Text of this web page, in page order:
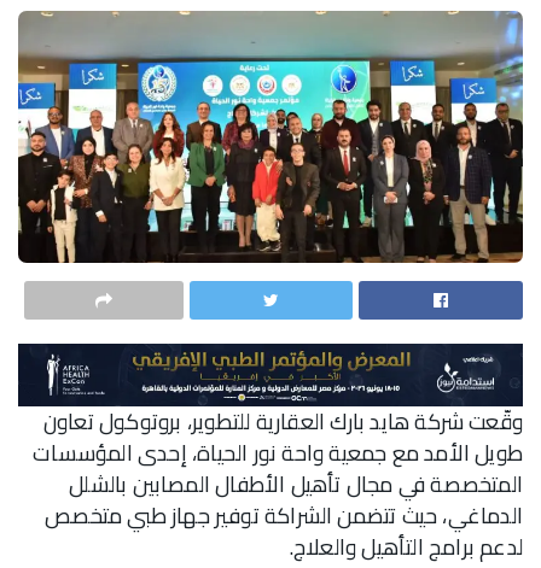
وقّعت شركة هايد بارك العقارية للتطوير، بروتوكول تعاون
طويل الأمد مع جمعية واحة نور الحياة، إحدى المؤسسات
المتخصصة في مجال تأهيل الأطفال المصابين بالشلل
الدماغي، حيث تتضمن الشراكة توفير جهاز طبي متخصص
لدعم برامج التأهيل والعلاج.